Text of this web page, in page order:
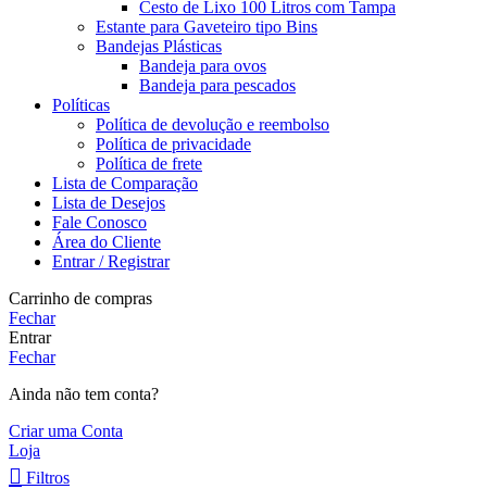
Cesto de Lixo 100 Litros com Tampa
Estante para Gaveteiro tipo Bins
Bandejas Plásticas
Bandeja para ovos
Bandeja para pescados
Políticas
Política de devolução e reembolso
Política de privacidade
Política de frete
Lista de Comparação
Lista de Desejos
Fale Conosco
Área do Cliente
Entrar / Registrar
Carrinho de compras
Fechar
Entrar
Fechar
Ainda não tem conta?
Criar uma Conta
Loja
Filtros